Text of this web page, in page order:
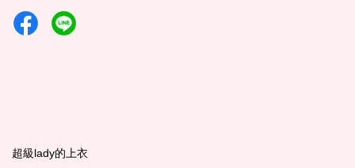
超級lady的上衣